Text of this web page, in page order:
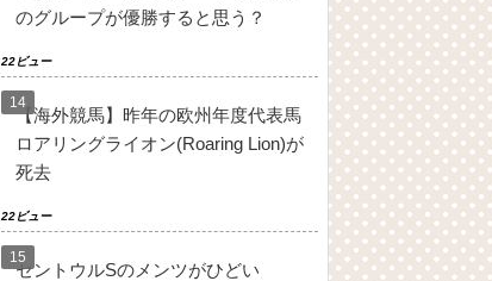
のグループが優勝すると思う？
22ビュー
【海外競馬】昨年の欧州年度代表馬
ロアリングライオン(Roaring Lion)が
死去
22ビュー
セントウルSのメンツがひどい